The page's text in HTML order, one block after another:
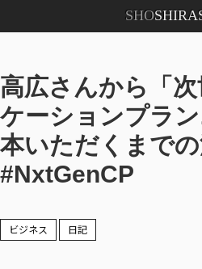
SHO
高広さんから「
ケーションプラ
本いただくまで
#NxtGenCP
ビジネス 日記